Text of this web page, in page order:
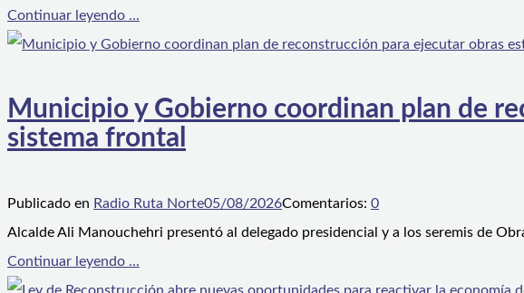
Continuar leyendo ...
Municipio y Gobierno coordinan plan de
sistema frontal
Publicado en Radio Ruta Norte05/08/2026Comentarios: 0
Alcalde Ali Manouchehri presentó al delegado presidencial y a los seremis de
Continuar leyendo ...